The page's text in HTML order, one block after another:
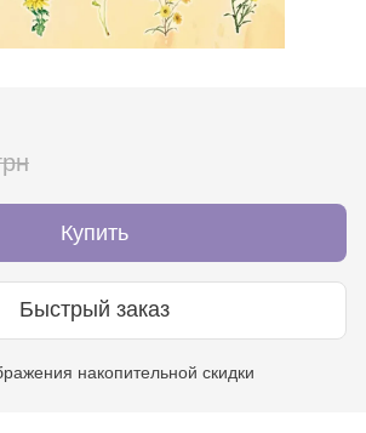
Купить
Быстрый заказ
накопительной скидки